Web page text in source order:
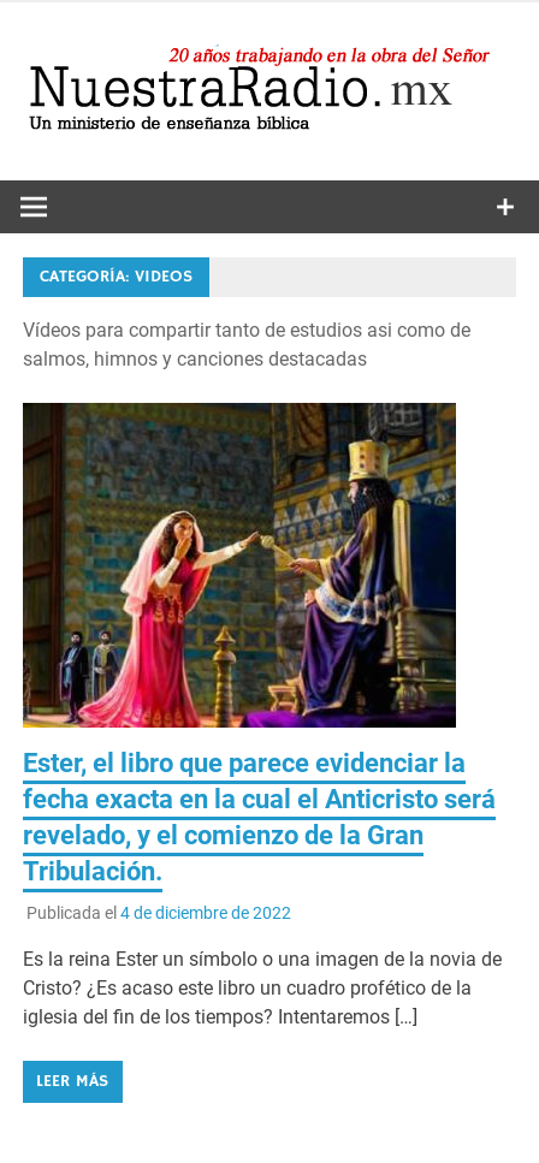
contenido
Nuestra
Radio
CATEGORÍA:VIDEOS
Vídeos para compartir tanto de estudios asi como de
salmos, himnos y canciones destacadas
Ester, el libro que parece evidenciar la
fecha exacta en la cual el Anticristo será
revelado, y el comienzo de la Gran
Tribulación.
Publicada el 4 de diciembre de 2022
Es la reina Ester un símbolo o una imagen de la novia de
Cristo? ¿Es acaso este libro un cuadro profético de la
iglesia del fin de los tiempos? Intentaremos […]
LEER MÁS